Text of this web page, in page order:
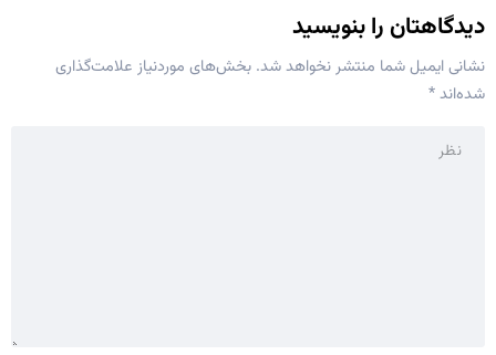
دیدگاهتان را بنویسید
نشانی ایمیل شما منتشر نخواهد شد. بخش‌های موردنیاز علامت‌گذاری
شده‌اند*